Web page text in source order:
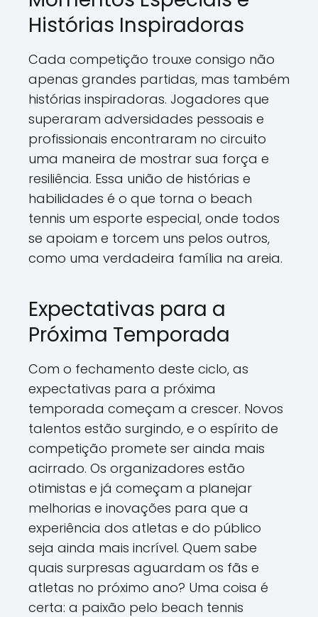
Histórias Inspiradoras
Cada competição trouxe consigo não
apenas grandes partidas, mas também
histórias inspiradoras. Jogadores que
superaram adversidades pessoais e
profissionais encontraram no circuito
uma maneira de mostrar sua força e
resiliência. Essa união de histórias e
habilidades é o que torna o beach
tennis um esporte especial, onde todos
se apoiam e torcem uns pelos outros,
como uma verdadeira família na areia.
Expectativas para a
Próxima Temporada
Com o fechamento deste ciclo, as
expectativas para a próxima
temporada começam a crescer. Novos
talentos estão surgindo, e o espírito de
competição promete ser ainda mais
acirrado. Os organizadores estão
otimistas e já começam a planejar
melhorias e inovações para que a
experiência dos atletas e do público
seja ainda mais incrível. Quem sabe
quais surpresas aguardam os fãs e
atletas no próximo ano? Uma coisa é
certa: a paixão pelo beach tennis